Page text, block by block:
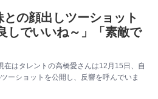
の顔出しツーショット
しでいいね～」「素敵で
在はタレントの高橋愛さんは12月15日、自
ーショットを公開し、反響を呼んでいま